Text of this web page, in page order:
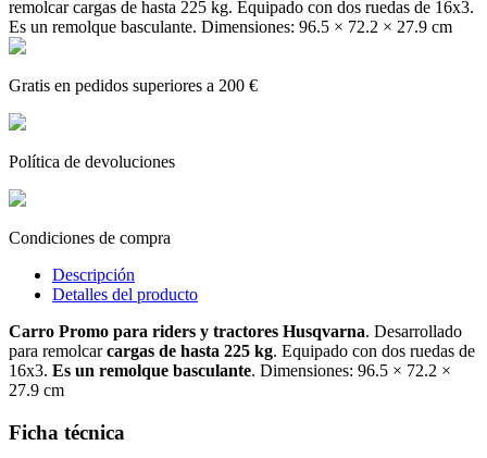
remolcar cargas de hasta 225 kg. Equipado con dos ruedas de 16x3.
Es un remolque basculante. Dimensiones: 96.5 × 72.2 × 27.9 cm
Gratis en pedidos superiores a 200 €
Política de devoluciones
Condiciones de compra
Descripción
Detalles del producto
Carro Promo para riders y tractores Husqvarna. Desarrollado
para remolcarcargas de hasta 225 kg. Equipado con dos ruedas de
16x3. Es un remolque basculante. Dimensiones: 96.5 × 72.2 ×
27.9 cm
Ficha técnica